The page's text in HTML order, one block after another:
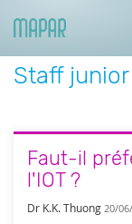
Staff junior
Faut-il
l'IOT ?
Dr K.K. Thuong 20/